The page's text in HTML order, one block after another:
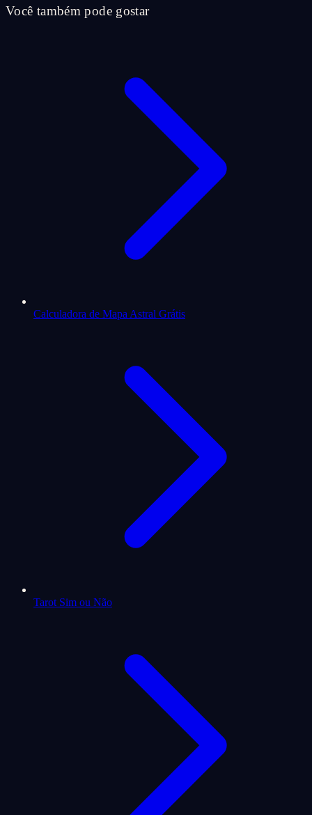
Você também pode gostar
Calculadora de Mapa Astral Grátis
Tarot Sim ou Não